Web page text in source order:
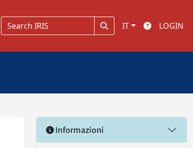
IT LOGIN
Informazioni